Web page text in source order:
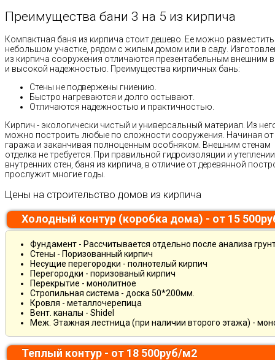
Преимущества бани 3 на 5 из кирпича
Компактная баня из кирпича стоит дешево. Ее можно
небольшом участке, рядом с жилым домом или в саду.
из кирпича сооружения отличаются презентабельным внешним
и высокой надежностью. Преимущества кирпичных бань:
Стены не подвержены гниению.
Быстро нагреваются и долго остывают.
Отличаются надежностью и практичностью.
Кирпич - экологически чистый и универсальный материал. Из
можно построить любые по сложности сооружения. Начиная от
гаража и заканчивая полноценным особняком. Внешним стенам
отделка не требуется. При правильной гидроизоляции и утеплении
внутренних стен, баня из кирпича, в отличие от деревянной
прослужит многие годы.
Цены на строительство домов из кирпича
Холодный контур (коробка дома) - от 15
Фундамент - Рассчитывается отдельно после анализа
Стены - Поризованный кирпич
Несущие перегородки - полнотелый кирпич
Перегородки - поризованый кирпич
Перекрытие - монолитное
Стропильная система - доска 50*200мм.
Кровля - металлочерепица
Вент. каналы - Shidel
Меж. Этажная лестница (при наличии второго этажа) -
Теплый контур - от 18 500руб/м2